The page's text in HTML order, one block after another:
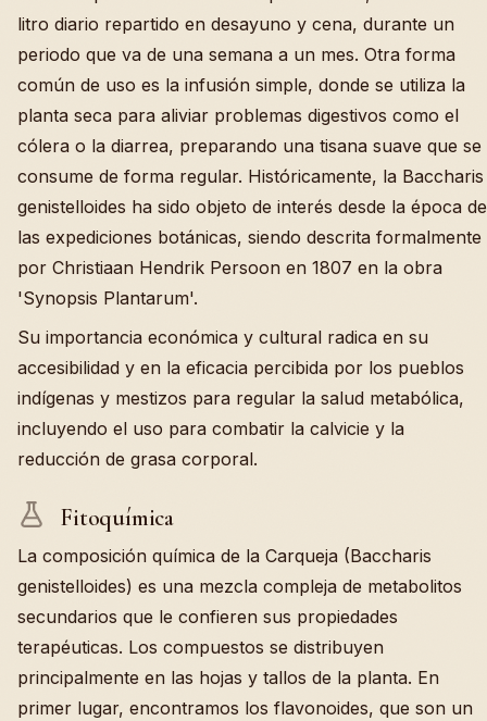
litro diario repartido en desayuno y cena, durante un
periodo que va de una semana a un mes. Otra forma
común de uso es la infusión simple, donde se utiliza la
planta seca para aliviar problemas digestivos como el
cólera o la diarrea, preparando una tisana suave que se
consume de forma regular. Históricamente, la Baccharis
genistelloides ha sido objeto de interés desde la época de
las expediciones botánicas, siendo descrita formalmente
por Christiaan Hendrik Persoon en 1807 en la obra
'Synopsis Plantarum'.
Su importancia económica y cultural radica en su
accesibilidad y en la eficacia percibida por los pueblos
indígenas y mestizos para regular la salud metabólica,
incluyendo el uso para combatir la calvicie y la
reducción de grasa corporal.
Fitoquímica
La composición química de la Carqueja (Baccharis
genistelloides) es una mezcla compleja de metabolitos
secundarios que le confieren sus propiedades
terapéuticas. Los compuestos se distribuyen
principalmente en las hojas y tallos de la planta. En
primer lugar, encontramos los flavonoides, que son un